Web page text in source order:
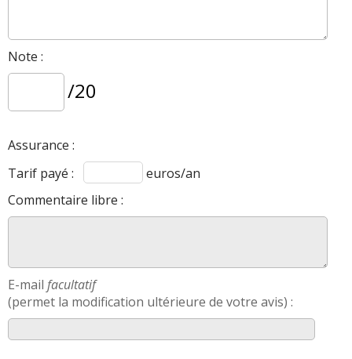
Note :
/20
Assurance :
Tarif payé :
euros/an
Commentaire libre :
E-mail facultatif
(permet la modification ultérieure de votre avis) :